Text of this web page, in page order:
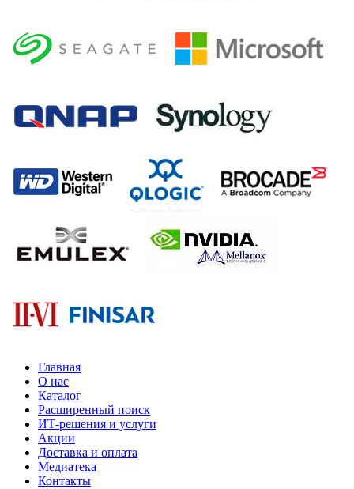
Главная
О нас
Каталог
Расширенный поиск
ИТ-решения и услуги
Акции
Доставка и оплата
Медиатека
Контакты